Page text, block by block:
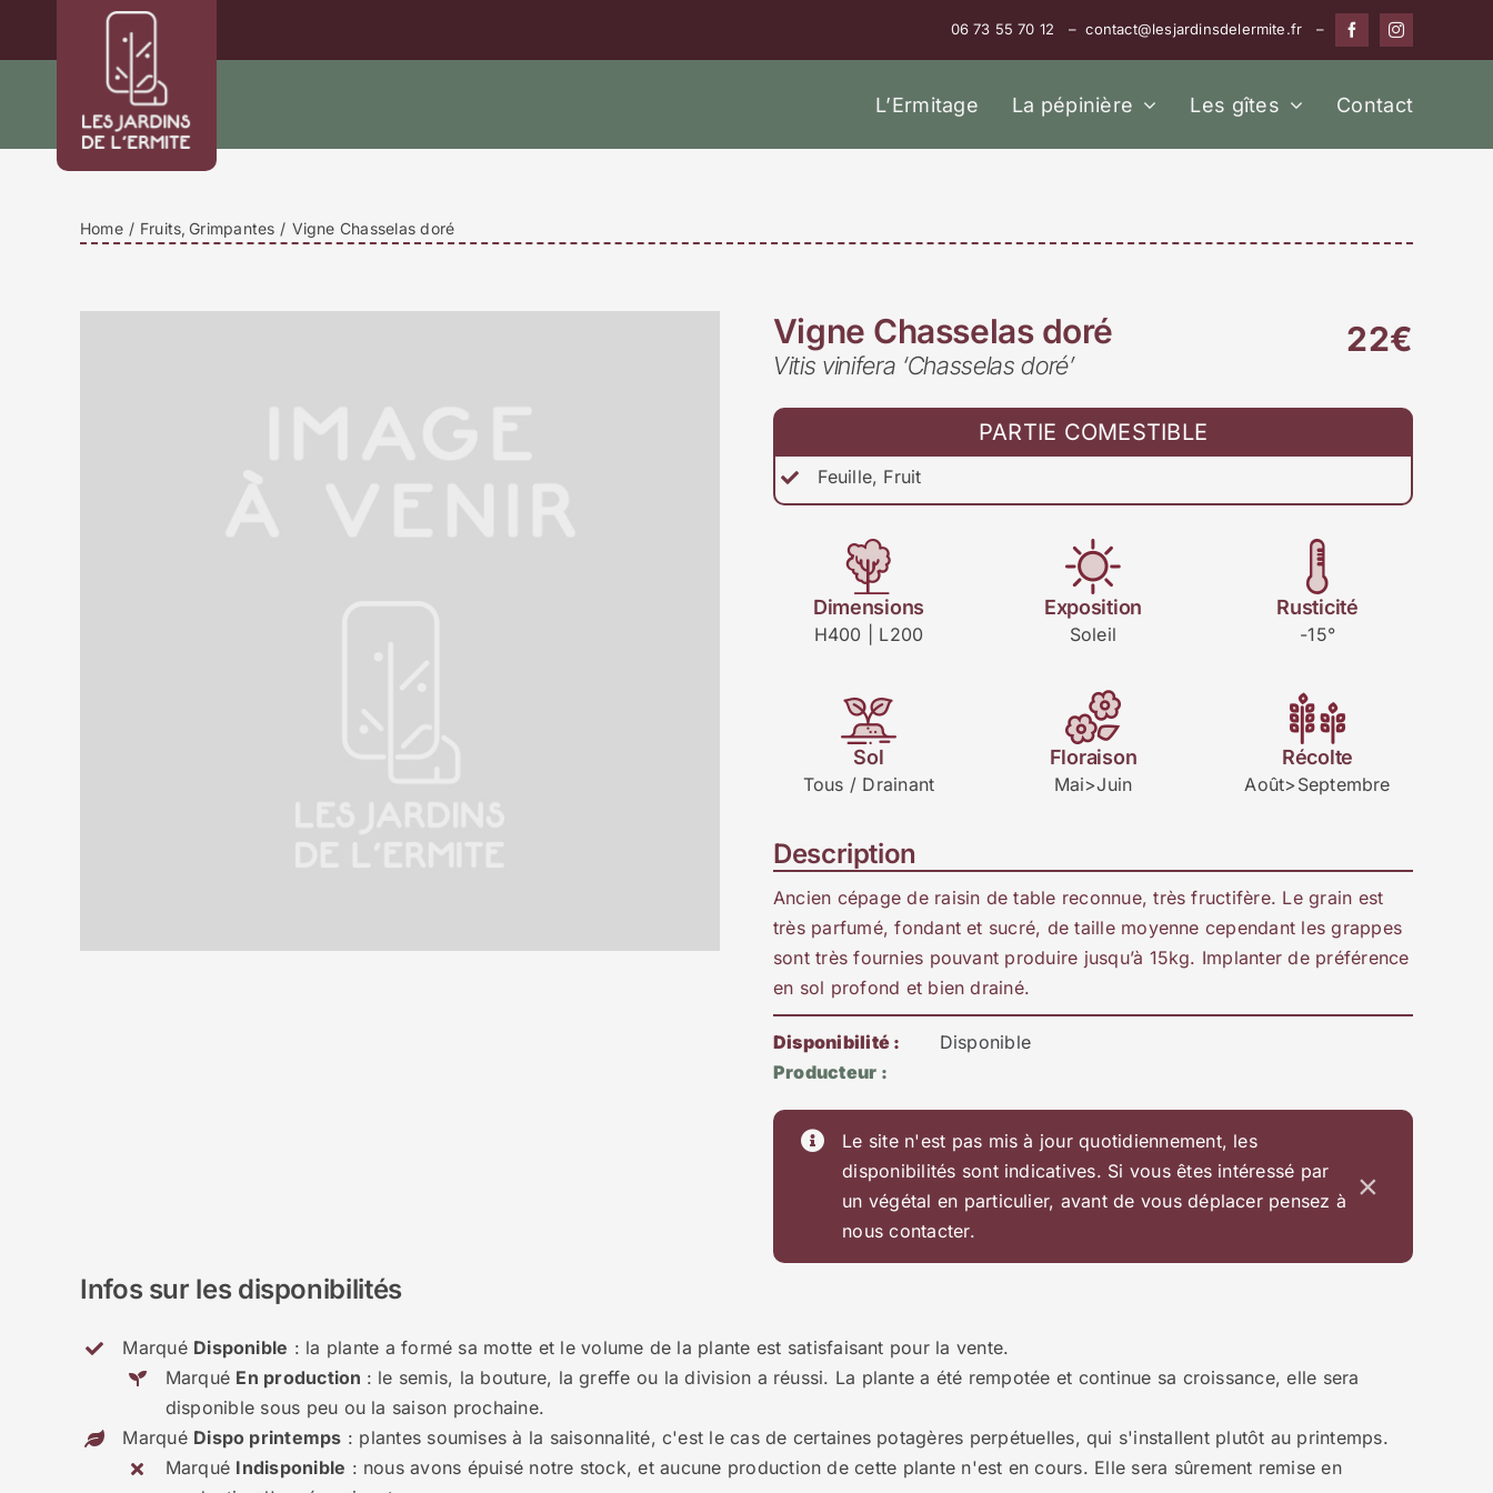
06 73 55 70 12 – contact@lesjardinsdelermite.fr –
L’Ermitage La pépinière Les gîtes Contact
Home Fruits Grimpantes Vigne Chasselas doré
Vigne Chasselas doré
Vitis vinifera ‘Chasselas doré’
22€
PARTIE COMESTIBLE
Feuille, Fruit
Dimensions
H400 | L200
Exposition
Soleil
Rusticité
-15°
Sol
Tous / Drainant
Floraison
Mai>Juin
Récolte
Août>Septembre
Description
Ancien cépage de raisin de table reconnue, très fructifère. Le grain est
très parfumé, fondant et sucré, de taille moyenne cependant les grappes
sont très fournies pouvant produire jusqu’à 15kg. Implanter de préférence
en sol profond et bien drainé.
Disponibilité :
Disponible
Producteur :
Le site n'est pas mis à jour quotidiennement, les
disponibilités sont indicatives. Si vous êtes intéressé par
un végétal en particulier, avant de vous déplacer pensez à
nous contacter.
×
Infos sur les disponibilités
Marqué Disponible : la plante a formé sa motte et le volume de la plante est satisfaisant pour la vente.
Marqué En production : le semis, la bouture, la greffe ou la division a réussi. La plante a été rempotée et continue sa croissance, elle sera
disponible sous peu ou la saison prochaine.
Marqué Dispo printemps : plantes soumises à la saisonnalité, c'est le cas de certaines potagères perpétuelles, qui s'installent plutôt au printemps.
Marqué Indisponible : nous avons épuisé notre stock, et aucune production de cette plante n'est en cours. Elle sera sûrement remise en